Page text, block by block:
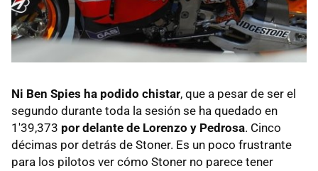
Ni Ben Spies ha podido chistar, que a pesar de ser el
segundo durante toda la sesión se ha quedado en
1'39,373 por delante de Lorenzo y Pedrosa. Cinco
décimas por detrás de Stoner. Es un poco frustrante
para los pilotos ver cómo Stoner no parece tener